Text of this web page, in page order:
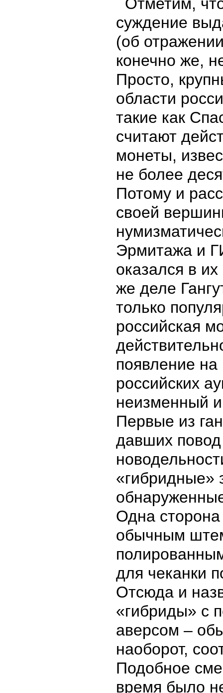
Отметим,
суждение
(об
конечно же,
Просто,
области
такие как
считают
монеты,
не более
Потому и
своей
Эрмитажа и
оказался в
же деле
только
российская
появление
российских
неизменный
Первые из
давших повод
«гибридные»
Одна
обычным
для чеканки
Отсюда и
«гибриды» с
аверсом –
наоборот,
Подобное
время было